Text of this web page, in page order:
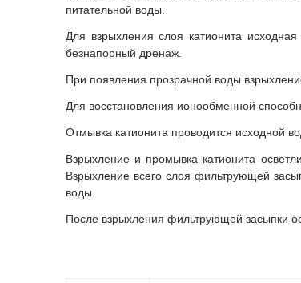
питательной воды.
Для взрыхления слоя катионита
безнапорный дренаж.
При появления прозрачной воды
Для восстановления ионообменной
Отмывка катионита проводится исходной
Взрыхление и промывка катионита
Взрыхление всего слоя фильтрующей
воды.
После взрыхления фильтрующей засыпки